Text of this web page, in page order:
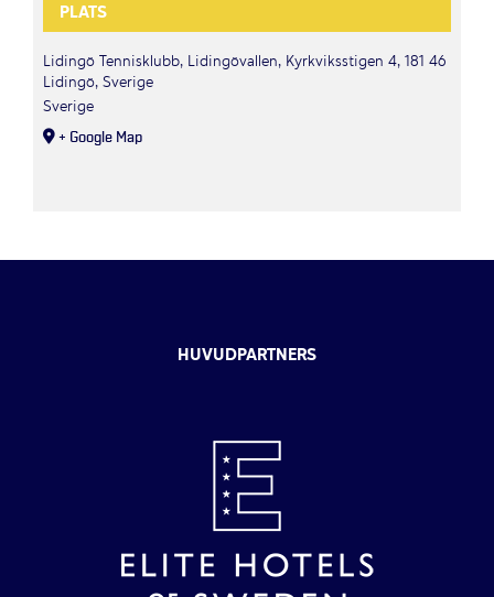
PLATS
Lidingö Tennisklubb, Lidingövallen, Kyrkviksstigen 4, 181 46
Lidingö, Sverige
Sverige
+ Google Map
HUVUDPARTNERS